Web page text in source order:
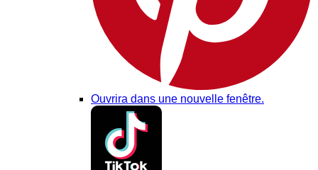
Ouvrira dans une nouvelle fenêtre.